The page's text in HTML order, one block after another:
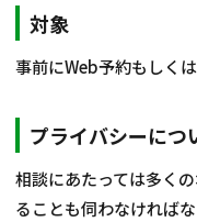
対象
事前にWeb予約もしく
プライバシーにつ
相談にあたっては多く
ることも伺わなければ